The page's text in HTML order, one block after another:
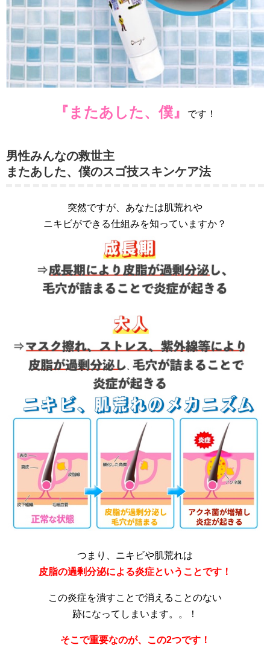
『またあした、僕』 です！
男性みんなの救世主
またあした、僕のスゴ技スキンケア法
突然ですが、あなたは肌荒れや
ニキビができる仕組みを知っていますか？
つまり、ニキビや肌荒れは
皮脂の過剰分泌による炎症ということです！
この炎症を潰すことで消えることのない
跡になってしまいます。。！
そこで重要なのが、この2つです！